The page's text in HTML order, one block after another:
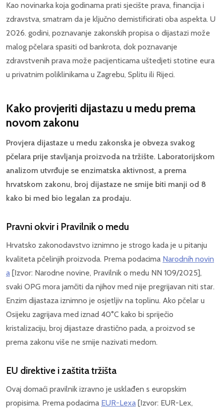
Kao novinarka koja godinama prati sjecište prava, financija i
zdravstva, smatram da je ključno demistificirati oba aspekta. U
2026. godini, poznavanje zakonskih propisa o dijastazi može
malog pčelara spasiti od bankrota, dok poznavanje
zdravstvenih prava može pacijenticama uštedjeti stotine eura
u privatnim poliklinikama u Zagrebu, Splitu ili Rijeci.
Kako provjeriti dijastazu u medu prema
novom zakonu
Provjera dijastaze u medu zakonska je obveza svakog
pčelara prije stavljanja proizvoda na tržište. Laboratorijskom
analizom utvrđuje se enzimatska aktivnost, a prema
hrvatskom zakonu, broj dijastaze ne smije biti manji od 8
kako bi med bio legalan za prodaju.
Pravni okvir i Pravilnik o medu
Hrvatsko zakonodavstvo iznimno je strogo kada je u pitanju
kvaliteta pčelinjih proizvoda. Prema podacima Narodnih novin
a [Izvor: Narodne novine, Pravilnik o medu NN 109/2025],
svaki OPG mora jamčiti da njihov med nije pregrijavan niti star.
Enzim dijastaza iznimno je osjetljiv na toplinu. Ako pčelar u
Osijeku zagrijava med iznad 40°C kako bi spriječio
kristalizaciju, broj dijastaze drastično pada, a proizvod se
prema zakonu više ne smije nazivati medom.
EU direktive i zaštita tržišta
Ovaj domaći pravilnik izravno je usklađen s europskim
propisima. Prema podacima EUR-Lexa [Izvor: EUR-Lex,